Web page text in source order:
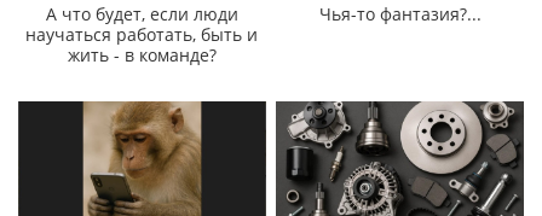
А что будет, если люди
научаться работать, быть и
жить - в команде?
Чья-то фантазия?...